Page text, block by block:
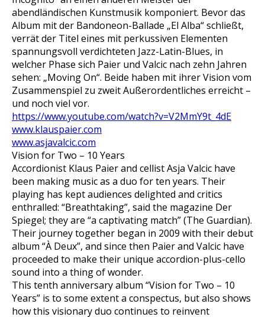
abendländischen Kunstmusik komponiert. Bevor das
Album mit der Bandoneon-Ballade „El Alba“ schließt,
verrät der Titel eines mit perkussiven Elementen
spannungsvoll verdichteten Jazz-Latin-Blues, in
welcher Phase sich Paier und Valcic nach zehn Jahren
sehen: „Moving On“. Beide haben mit ihrer Vision vom
Zusammenspiel zu zweit Außerordentliches erreicht –
und noch viel vor.
https://www.youtube.com/watch?v=V2MmY9t_4dE
www.klauspaier.com
www.asjavalcic.com
Vision for Two – 10 Years
Accordionist Klaus Paier and cellist Asja Valcic have
been making music as a duo for ten years. Their
playing has kept audiences delighted and critics
enthralled: “Breathtaking”, said the magazine Der
Spiegel; they are “a captivating match” (The Guardian).
Their journey together began in 2009 with their debut
album “À Deux”, and since then Paier and Valcic have
proceeded to make their unique accordion-plus-cello
sound into a thing of wonder.
This tenth anniversary album “Vision for Two – 10
Years” is to some extent a conspectus, but also shows
how this visionary duo continues to reinvent